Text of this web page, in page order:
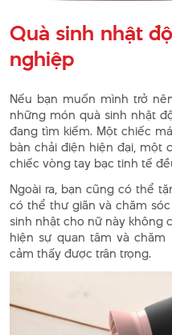
Quà sinh nhật
nghiệp
Nếu bạn muốn mình trở
những món quà sinh nhật
đang tìm kiếm. Một chiếc
bàn chải điện hiện đại, một
chiếc vòng tay bạc tinh tế
Ngoài ra, bạn cũng có thể
có thể thư giãn và chăm
sinh nhật cho nữ này không
hiện sự quan tâm và
cảm thấy được trân trọng.